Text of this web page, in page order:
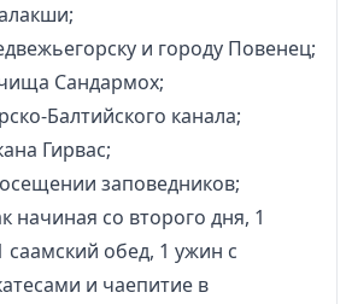
и городу Повенец;
Сандармох;
Балтийского канала;
Гирвас;
заповедников;
начиная со второго дня, 1
саамский обед, 1 ужин с
и чаепитие в